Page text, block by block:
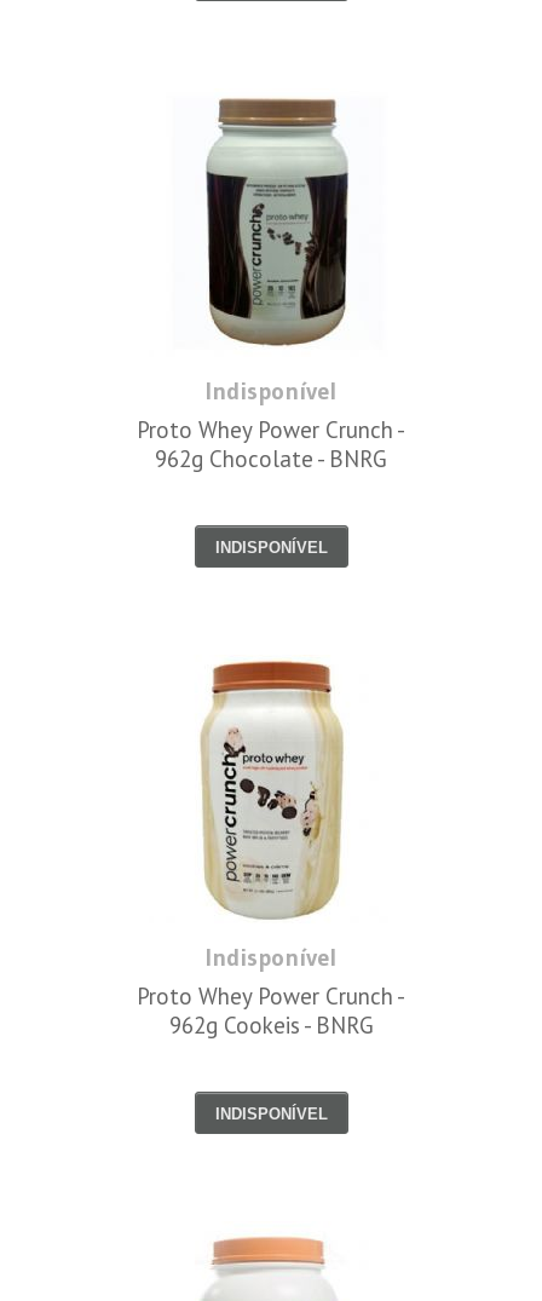
Indisponível
Proto Whey Power Crunch -
962g Chocolate - BNRG
INDISPONÍVEL
Indisponível
Proto Whey Power Crunch -
962g Cookeis - BNRG
INDISPONÍVEL